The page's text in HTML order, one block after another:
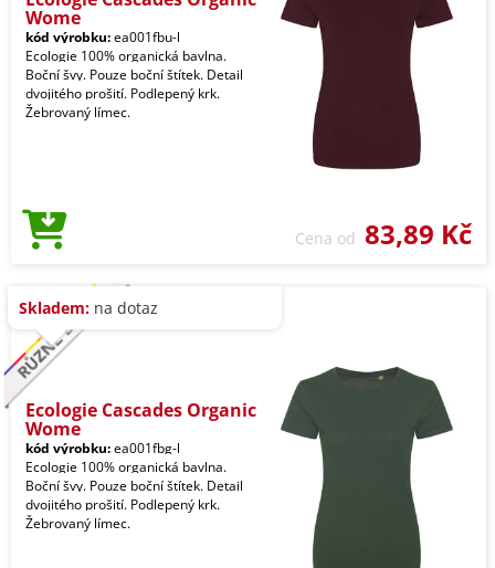
Wome
kód výrobku:ea001fbu-l
Ecologie 100% organická bavlna.
Boční švy. Pouze boční štítek. Detail
dvojitého prošití. Podlepený krk.
Žebrovaný límec.
Cena od 83,89 Kč
Skladem: na dotaz
Ecologie Cascades Organic
Wome
kód výrobku:ea001fbg-l
Ecologie 100% organická bavlna.
Boční švy. Pouze boční štítek. Detail
dvojitého prošití. Podlepený krk.
Žebrovaný límec.